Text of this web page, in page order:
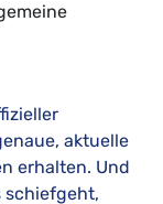
aktuelle
erhalten. Und
schiefgeht,